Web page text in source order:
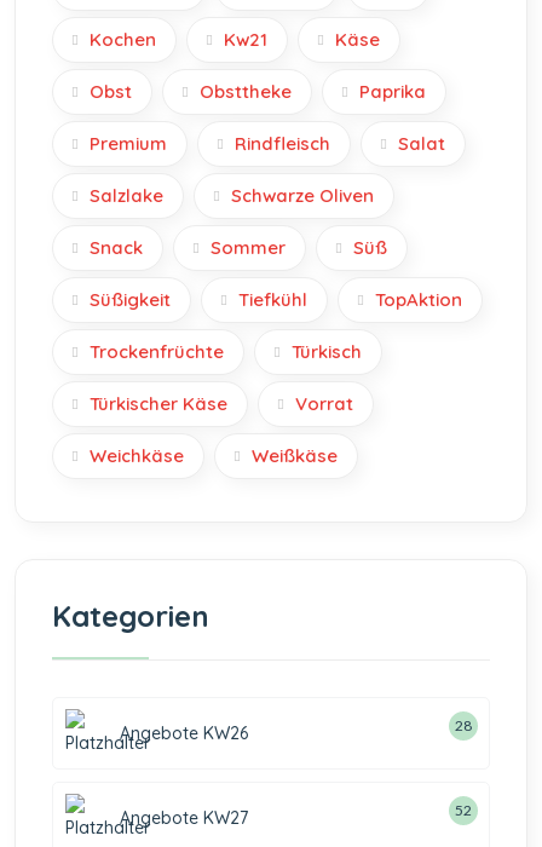
Kochen Kw21 Käse
Obst Obsttheke Paprika
Premium Rindfleisch Salat
Salzlake Schwarze Oliven
Snack Sommer Süß
Süßigkeit Tiefkühl TopAktion
Trockenfrüchte Türkisch
Türkischer Käse Vorrat
Weichkäse Weißkäse
Kategorien
Angebote KW26 28
Angebote KW27 52